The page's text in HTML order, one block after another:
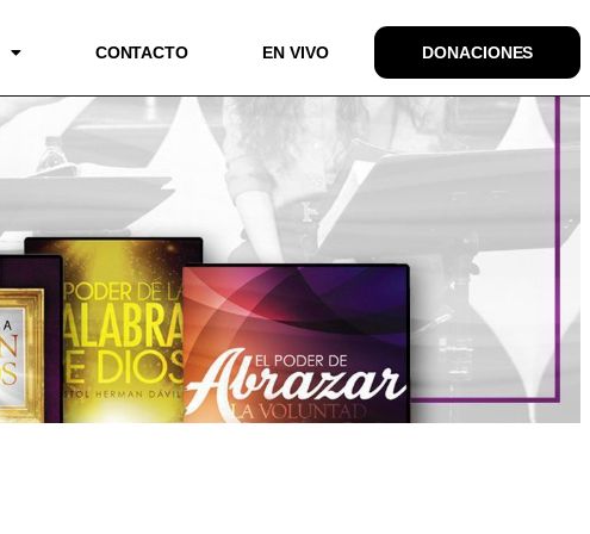
CONTACTO EN VIVO DONACIONES